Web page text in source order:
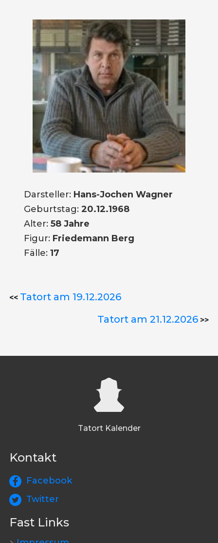
Darsteller: Hans-Jochen Wagner
Geburtstag:20.12.1968
Alter:58 Jahre
Figur: Friedemann Berg
Fälle:17
<< Tatort am 19.12.2026
Tatort am 21.12.2026 >>
Tatort Kalender
Kontakt
Facebook
Twitter
Fast Links